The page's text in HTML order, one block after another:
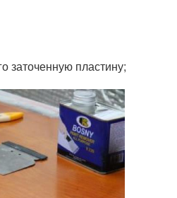
заточенную пластину;